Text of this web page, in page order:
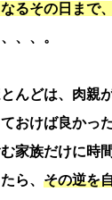
るその日まで
、、。
んどは、肉親
おけば良かっ
家族だけに時
ら、 その逆を